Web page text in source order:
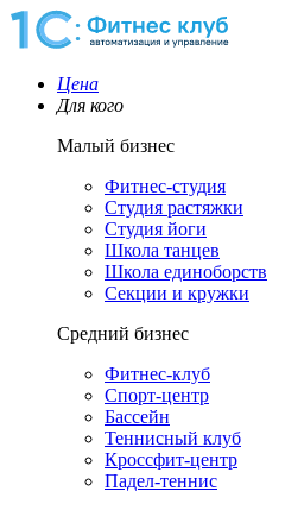
Цена
Для кого
Малый бизнес
Фитнес-студия
Студия растяжки
Студия йоги
Школа танцев
Школа единоборств
Секции и кружки
Средний бизнес
Фитнес-клуб
Спорт-центр
Бассейн
Теннисный клуб
Кроссфит-центр
Падел-теннис